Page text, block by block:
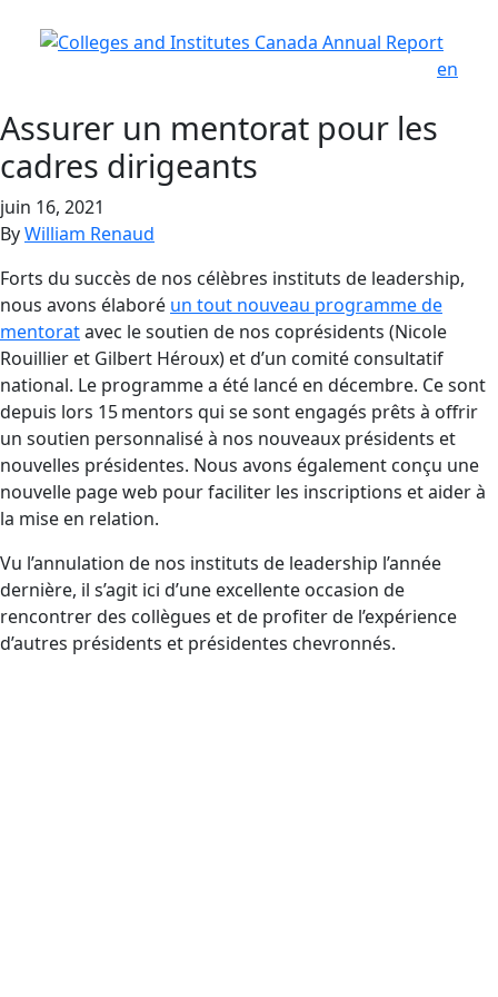
en
Assurer un mentorat pour les
cadres dirigeants
juin 16, 2021
ByWilliam Renaud
Forts du succès de nos célèbres instituts de leadership,
nous avons élaboré un tout nouveau programme de
mentoratavec le soutien de nos coprésidents (Nicole
Rouillier et Gilbert Héroux) et d’un comité consultatif
national. Le programme a été lancé en décembre. Ce sont
depuis lors 15 mentors qui se sont engagés prêts à offrir
un soutien personnalisé à nos nouveaux présidents et
nouvelles présidentes. Nous avons également conçu une
nouvelle page web pour faciliter les inscriptions et aider à
la mise en relation.
Vu l’annulation de nos instituts de leadership l’année
dernière, il s’agit ici d’une excellente occasion de
rencontrer des collègues et de profiter de l’expérience
d’autres présidents et présidentes chevronnés.